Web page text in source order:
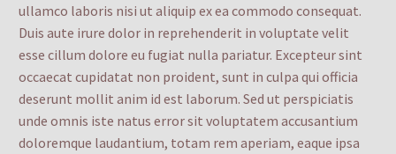
ullamco laboris nisi ut aliquip ex ea commodo consequat.
Duis aute irure dolor in reprehenderit in voluptate velit
esse cillum dolore eu fugiat nulla pariatur. Excepteur sint
occaecat cupidatat non proident, sunt in culpa qui officia
deserunt mollit anim id est laborum. Sed ut perspiciatis
unde omnis iste natus error sit voluptatem accusantium
doloremque laudantium, totam rem aperiam, eaque ipsa